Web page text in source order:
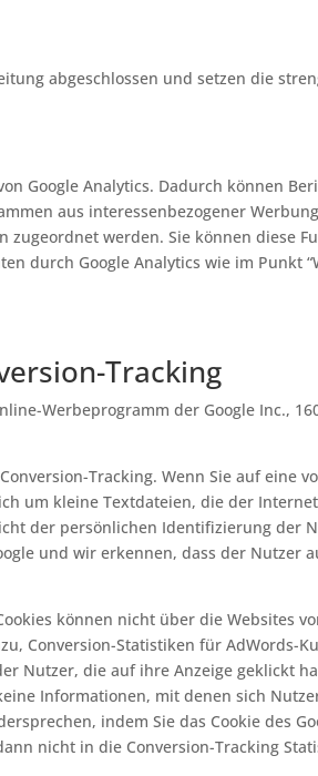
abgeschlossen und setzen die
Google Analytics. Dadurch können
aus interessenbezogener
werden. Sie können diese
durch Google Analytics wie im Punkt
Tracking
Werbeprogramm der Google Inc.,
Tracking. Wenn Sie auf eine
um kleine Textdateien, die der
der persönlichen Identifizierung der
und wir erkennen, dass der Nutzer
können nicht über die Websites
Conversion-Statistiken für AdWords-
Nutzer, die auf ihre Anzeige geklickt
Informationen, mit denen sich
indem Sie das Cookie des
nicht in die Conversion-Tracking